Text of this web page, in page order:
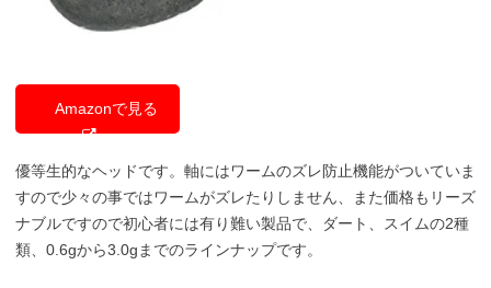
Amazonで見る
優等生的なヘッドです。軸にはワームのズレ防止機能がついていま
すので少々の事ではワームがズレたりしません、また価格もリーズ
ナブルですので初心者には有り難い製品で、ダート、スイムの2種
類、0.6gから3.0gまでのラインナップです。